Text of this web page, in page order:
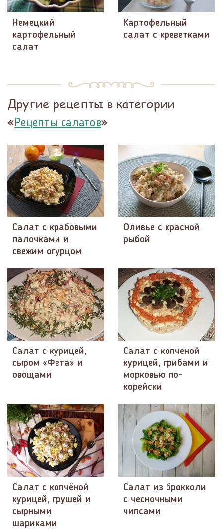
Немецкий
картофельный
салат
Картофельный
салат с креветками
Другие рецепты в категории
«Рецепты салатов»
Салат с крабовыми
палочками и
свежим огурцом
Оливье с красной
рыбой
Салат с курицей,
сыром «Фета» и
овощами
Салат с копченой
курицей, грибами и
морковью по-
корейски
Салат с копчёной
курицей, грушей и
сырными
шариками
Салат из брокколи
с чесночными
чипсами